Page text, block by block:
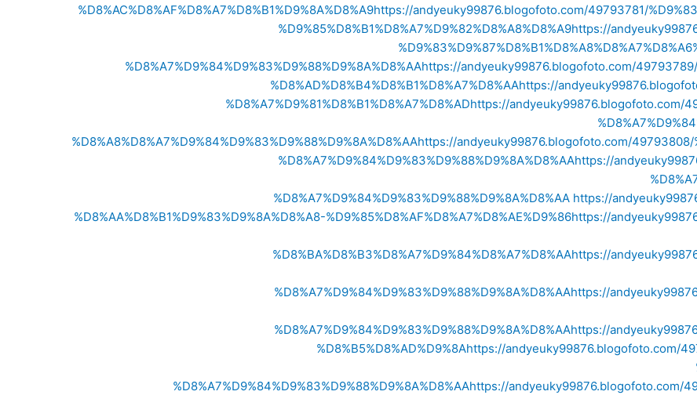
%D8%AC%D8%AF%D8%A7%D8%B1%D9%8A%D8%A9https://andyeuky99876.blogofoto.com/49793781/
%D9%85%D8%B1%D8%A7%D9%82%D8%A8%D8%A9https://
%D8%A7%D9%84%D9%83%D9%88%D9%8A%D8%AAhttps://andyeuky99876.blogofoto.com/49793789/
%D8%AD%D8%B4%D8%B1%D8%A7%D8%AAhttps://
%D8%A7%D9%81%D8%B1%D8%A7%D8%ADhttps://andyeuky99876.blogofoto.com/
%D8%A8%D8%A7%D9%84%D9%83%D9%88%D9%8A%D8%AAhttps://andyeuky99876.blogofoto.com/49793808/
%D8%A7%D9%84%D9%83%D9%88%D9%8A%D8%AAhttps://
%D8%A7%D9%84%D9%83%D9%88%D9%8A%D8%AA https://
%D8%AA%D8%B1%D9%83%D9%8A%D8%A8-%D9%85%D8%AF%D8%A7%D8%AE%D9%86https://
%D8%BA%D8%B3%D8%A7%D9%84%D8%A7%D8%AAhttps://
%D8%A7%D9%84%D9%83%D9%88%D9%8A%D8%AAhttps://
%D8%A7%D9%84%D9%83%D9%88%D9%8A%D8%AAhttps://
%D8%B5%D8%AD%D9%8Ahttps://andyeuky99876.blogofoto.com/
%D8%A7%D9%84%D9%83%D9%88%D9%8A%D8%AAhttps://andyeuky99876.blogofoto.com/